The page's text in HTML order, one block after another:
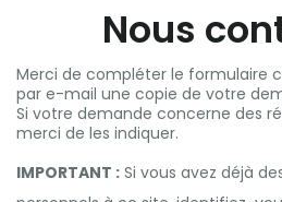
Rejoindre le
Estimation
Avis clients
Nous
Merci de compléter le formulaire
par e-mail une copie de votre
Si votre demande concerne des
merci de les indiquer.
IMPORTANT : Si vous avez déjà